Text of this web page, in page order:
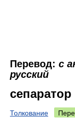
Перевод: с
русский
Толкование